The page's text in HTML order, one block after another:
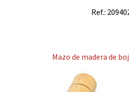
Ref.:
Mazo de madera de